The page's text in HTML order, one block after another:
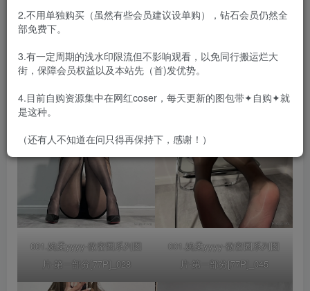
合集目录在预览图下面
001.婉柔yyyy-微密圈系列图
片-第一部分[77P]_028
001.婉柔yyyy-微密圈系列图
片-第一部分[77P]_045
2.不用单独购买（虽然有些会员建议设单购），钻石会员仍然全
部免费下。
3.有一定周期的浅水印限流但不影响观看，以免同行搬运烂大
街，保障会员权益以及本站先（首)发优势。
4.目前自购资源集中在网红coser，每天更新的图包带✦自购✦就
是这种。
（还有人不知道在问只得再保持下，感谢！）